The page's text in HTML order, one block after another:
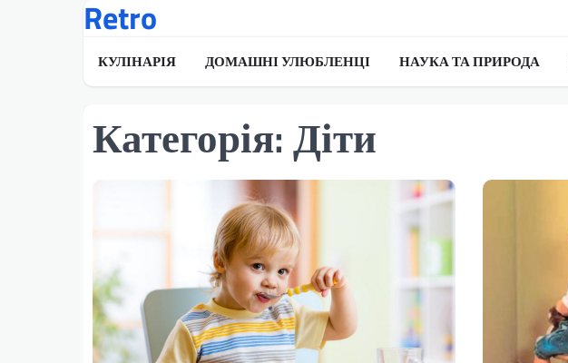
Retro
КУЛІНАРІЯ ДОМАШНІ УЛЮБЛЕНЦІ НАУКА ТА ПРИРОДА
Категорія:Діти